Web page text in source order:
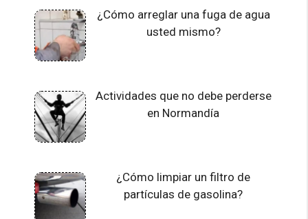
¿Cómo arreglar una fuga de agua
usted mismo?
Actividades que no debe perderse
en Normandía
¿Cómo limpiar un filtro de
partículas de gasolina?